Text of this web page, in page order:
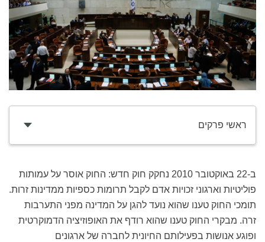
ראשי פרקים
ב-22 באוקטובר 2010 נחקק חוק חדש: החוק אוסר על עמותות
פוליטיות וארגוני זכויות אדם לקבל תרומות כספיות ממדינות זרות.
תומכי החוק טענו שהוא נועד להגן על המדינה מפני התערבות
זרה. מבקרי החוק טענו שהוא רודף את האופוזיציה הדמוקרטית
ופוגע אנושות בפעילותם החיונית לחברה של ארגונים